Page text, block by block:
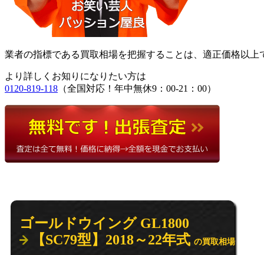
業者の指標である買取相場を把握することは、適正価格以
より詳しくお知りになりたい方は
0120-819-118 （全国対応！年中無休9：00-21：00）
ゴールドウイング GL1800
【SC79型】2018～22年式 の買取相場